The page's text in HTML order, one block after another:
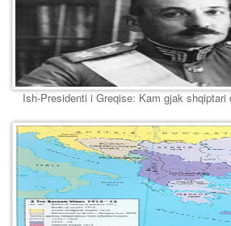
Ish-Presidenti i Greqise: Kam gjak shqiptari